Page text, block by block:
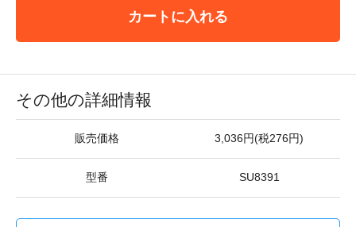
カートに入れる
その他の詳細情報
販売価格 3,036円(税276円)
型番 SU8391